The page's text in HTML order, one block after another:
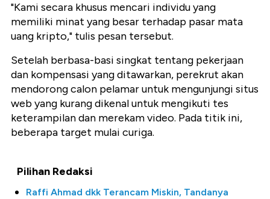
"Kami secara khusus mencari individu yang
memiliki minat yang besar terhadap pasar mata
uang kripto," tulis pesan tersebut.
Setelah berbasa-basi singkat tentang pekerjaan
dan kompensasi yang ditawarkan, perekrut akan
mendorong calon pelamar untuk mengunjungi situs
web yang kurang dikenal untuk mengikuti tes
keterampilan dan merekam video. Pada titik ini,
beberapa target mulai curiga.
Pilihan Redaksi
Raffi Ahmad dkk Terancam Miskin, Tandanya